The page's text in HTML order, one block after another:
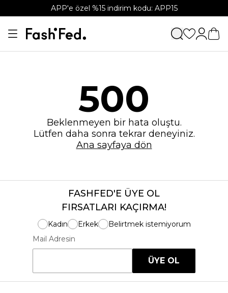
APP'e özel %15 indirim kodu: APP15
500
Beklenmeyen bir hata oluştu.
Lütfen daha sonra tekrar deneyiniz.
Ana sayfaya dön
FASHFED'E ÜYE OL
FIRSATLARI KAÇIRMA!
Kadın Erkek
Belirtmek istemiyorum
Mail Adresin
ÜYE OL